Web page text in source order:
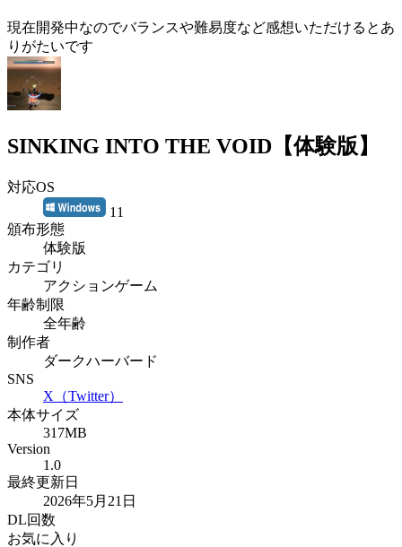
現在開発中なのでバランスや難易度など感想いただけるとあ
りがたいです
SINKING INTO THE VOID【体験版】
対応OS
11
頒布形態
体験版
カテゴリ
アクションゲーム
年齢制限
全年齢
制作者
ダークハーバード
SNS
X（Twitter）
本体サイズ
317MB
Version
1.0
最終更新日
2026年5月21日
DL回数
お気に入り